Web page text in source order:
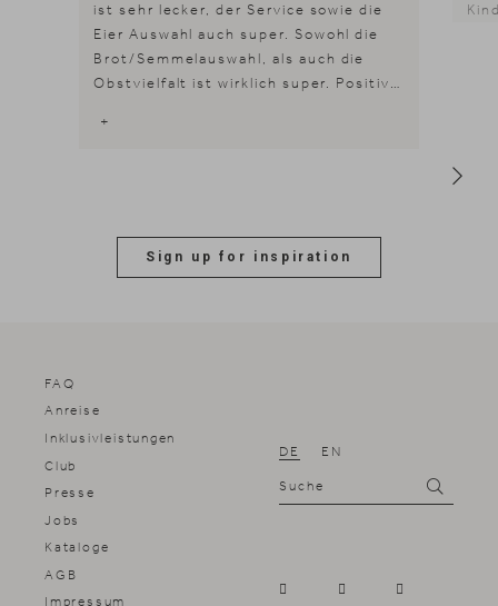
ist sehr lecker, der Service sowie die
Eier Auswahl auch super. Sowohl die
Brot/Semmelauswahl, als auch die
Obstvielfalt ist wirklich super. Positiv
FAQ
Anreise
Inklusivleistungen
Club
Presse
Jobs
Kataloge
AGB
Impressum
Sign up for inspiration
DE EN